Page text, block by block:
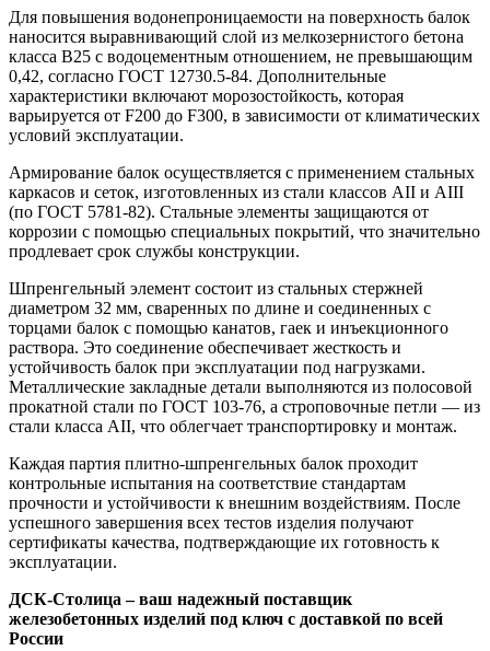
Для повышения водонепроницаемости на поверхность балок
наносится выравнивающий слой из мелкозернистого бетона
класса В25 с водоцементным отношением, не превышающим
0,42, согласно ГОСТ 12730.5-84. Дополнительные
характеристики включают морозостойкость, которая
варьируется от F200 до F300, в зависимости от климатических
условий эксплуатации.
Армирование балок осуществляется с применением стальных
каркасов и сеток, изготовленных из стали классов AII и AIII
(по ГОСТ 5781-82). Стальные элементы защищаются от
коррозии с помощью специальных покрытий, что значительно
продлевает срок службы конструкции.
Шпренгельный элемент состоит из стальных стержней
диаметром 32 мм, сваренных по длине и соединенных с
торцами балок с помощью канатов, гаек и инъекционного
раствора. Это соединение обеспечивает жесткость и
устойчивость балок при эксплуатации под нагрузками.
Металлические закладные детали выполняются из полосовой
прокатной стали по ГОСТ 103-76, а строповочные петли — из
стали класса AII, что облегчает транспортировку и монтаж.
Каждая партия плитно-шпренгельных балок проходит
контрольные испытания на соответствие стандартам
прочности и устойчивости к внешним воздействиям. После
успешного завершения всех тестов изделия получают
сертификаты качества, подтверждающие их готовность к
эксплуатации.
ДСК-Столица – ваш надежный поставщик
железобетонных изделий под ключ с доставкой по всей
России